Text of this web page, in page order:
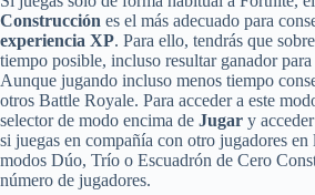
Construcción es el más adecuado para
experiencia XP. Para ello, tendrás que
tiempo posible, incluso resultar ganador
Aunque jugando incluso menos tiempo
otros Battle Royale. Para acceder a este
selector de modo encima de Jugar y
si juegas en compañía con otro jugadores
modos Dúo, Trío o Escuadrón de Cero
número de jugadores.